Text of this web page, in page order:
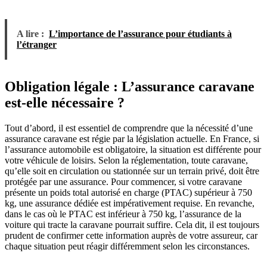
A lire : L’importance de l’assurance pour étudiants à
l’étranger
Obligation légale : L’assurance caravane
est-elle nécessaire ?
Tout d’abord, il est essentiel de comprendre que la nécessité d’une
assurance caravane est régie par la législation actuelle. En France, si
l’assurance automobile est obligatoire, la situation est différente pour
votre véhicule de loisirs. Selon la réglementation, toute caravane,
qu’elle soit en circulation ou stationnée sur un terrain privé, doit être
protégée par une assurance. Pour commencer, si votre caravane
présente un poids total autorisé en charge (PTAC) supérieur à 750
kg, une assurance dédiée est impérativement requise. En revanche,
dans le cas où le PTAC est inférieur à 750 kg, l’assurance de la
voiture qui tracte la caravane pourrait suffire. Cela dit, il est toujours
prudent de confirmer cette information auprès de votre assureur, car
chaque situation peut réagir différemment selon les circonstances.